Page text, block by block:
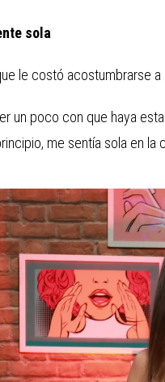
sola
le costó acostumbrarse
un poco con que haya
me sentía sola en la